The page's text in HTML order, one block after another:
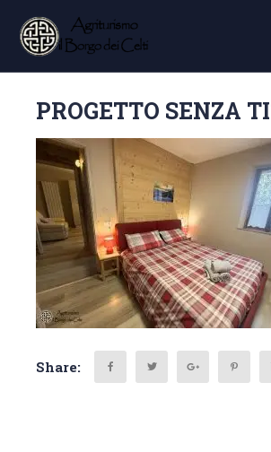
PROGETTO SENZA
Share: